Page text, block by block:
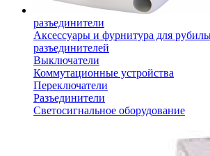
разъединители
Аксессуары и фурнитура для
разъединителей
Выключатели
Коммутационные устройства
Переключатели
Разъединители
Светосигнальное оборудование